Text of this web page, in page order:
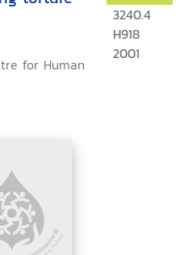
for Human
3240.4
H918
2001